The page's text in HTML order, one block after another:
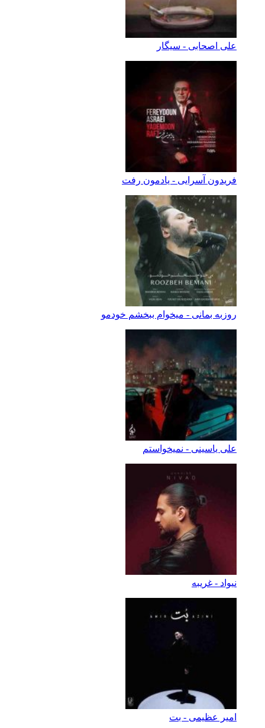
علی اصحابی - سیگار
فریدون آسرایی - یادمون رفت
روزبه بمانی - میخوام ببخشم خودمو
علی یاسینی - نمیخواستم
نیواد - غریبه
امیر عظیمی - بت